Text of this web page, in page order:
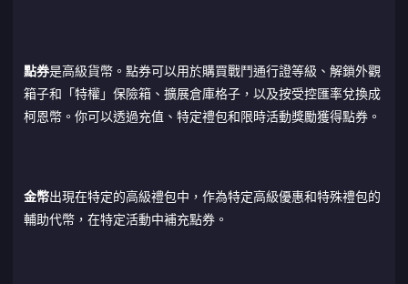
點券是高級貨幣。點券可以用於購買戰鬥通行證等級、解鎖外觀
箱子和「特權」保險箱、擴展倉庫格子，以及按受控匯率兌換成
柯恩幣。你可以透過充值、特定禮包和限時活動獎勵獲得點券。
金幣出現在特定的高級禮包中，作為特定高級優惠和特殊禮包的
輔助代幣，在特定活動中補充點券。